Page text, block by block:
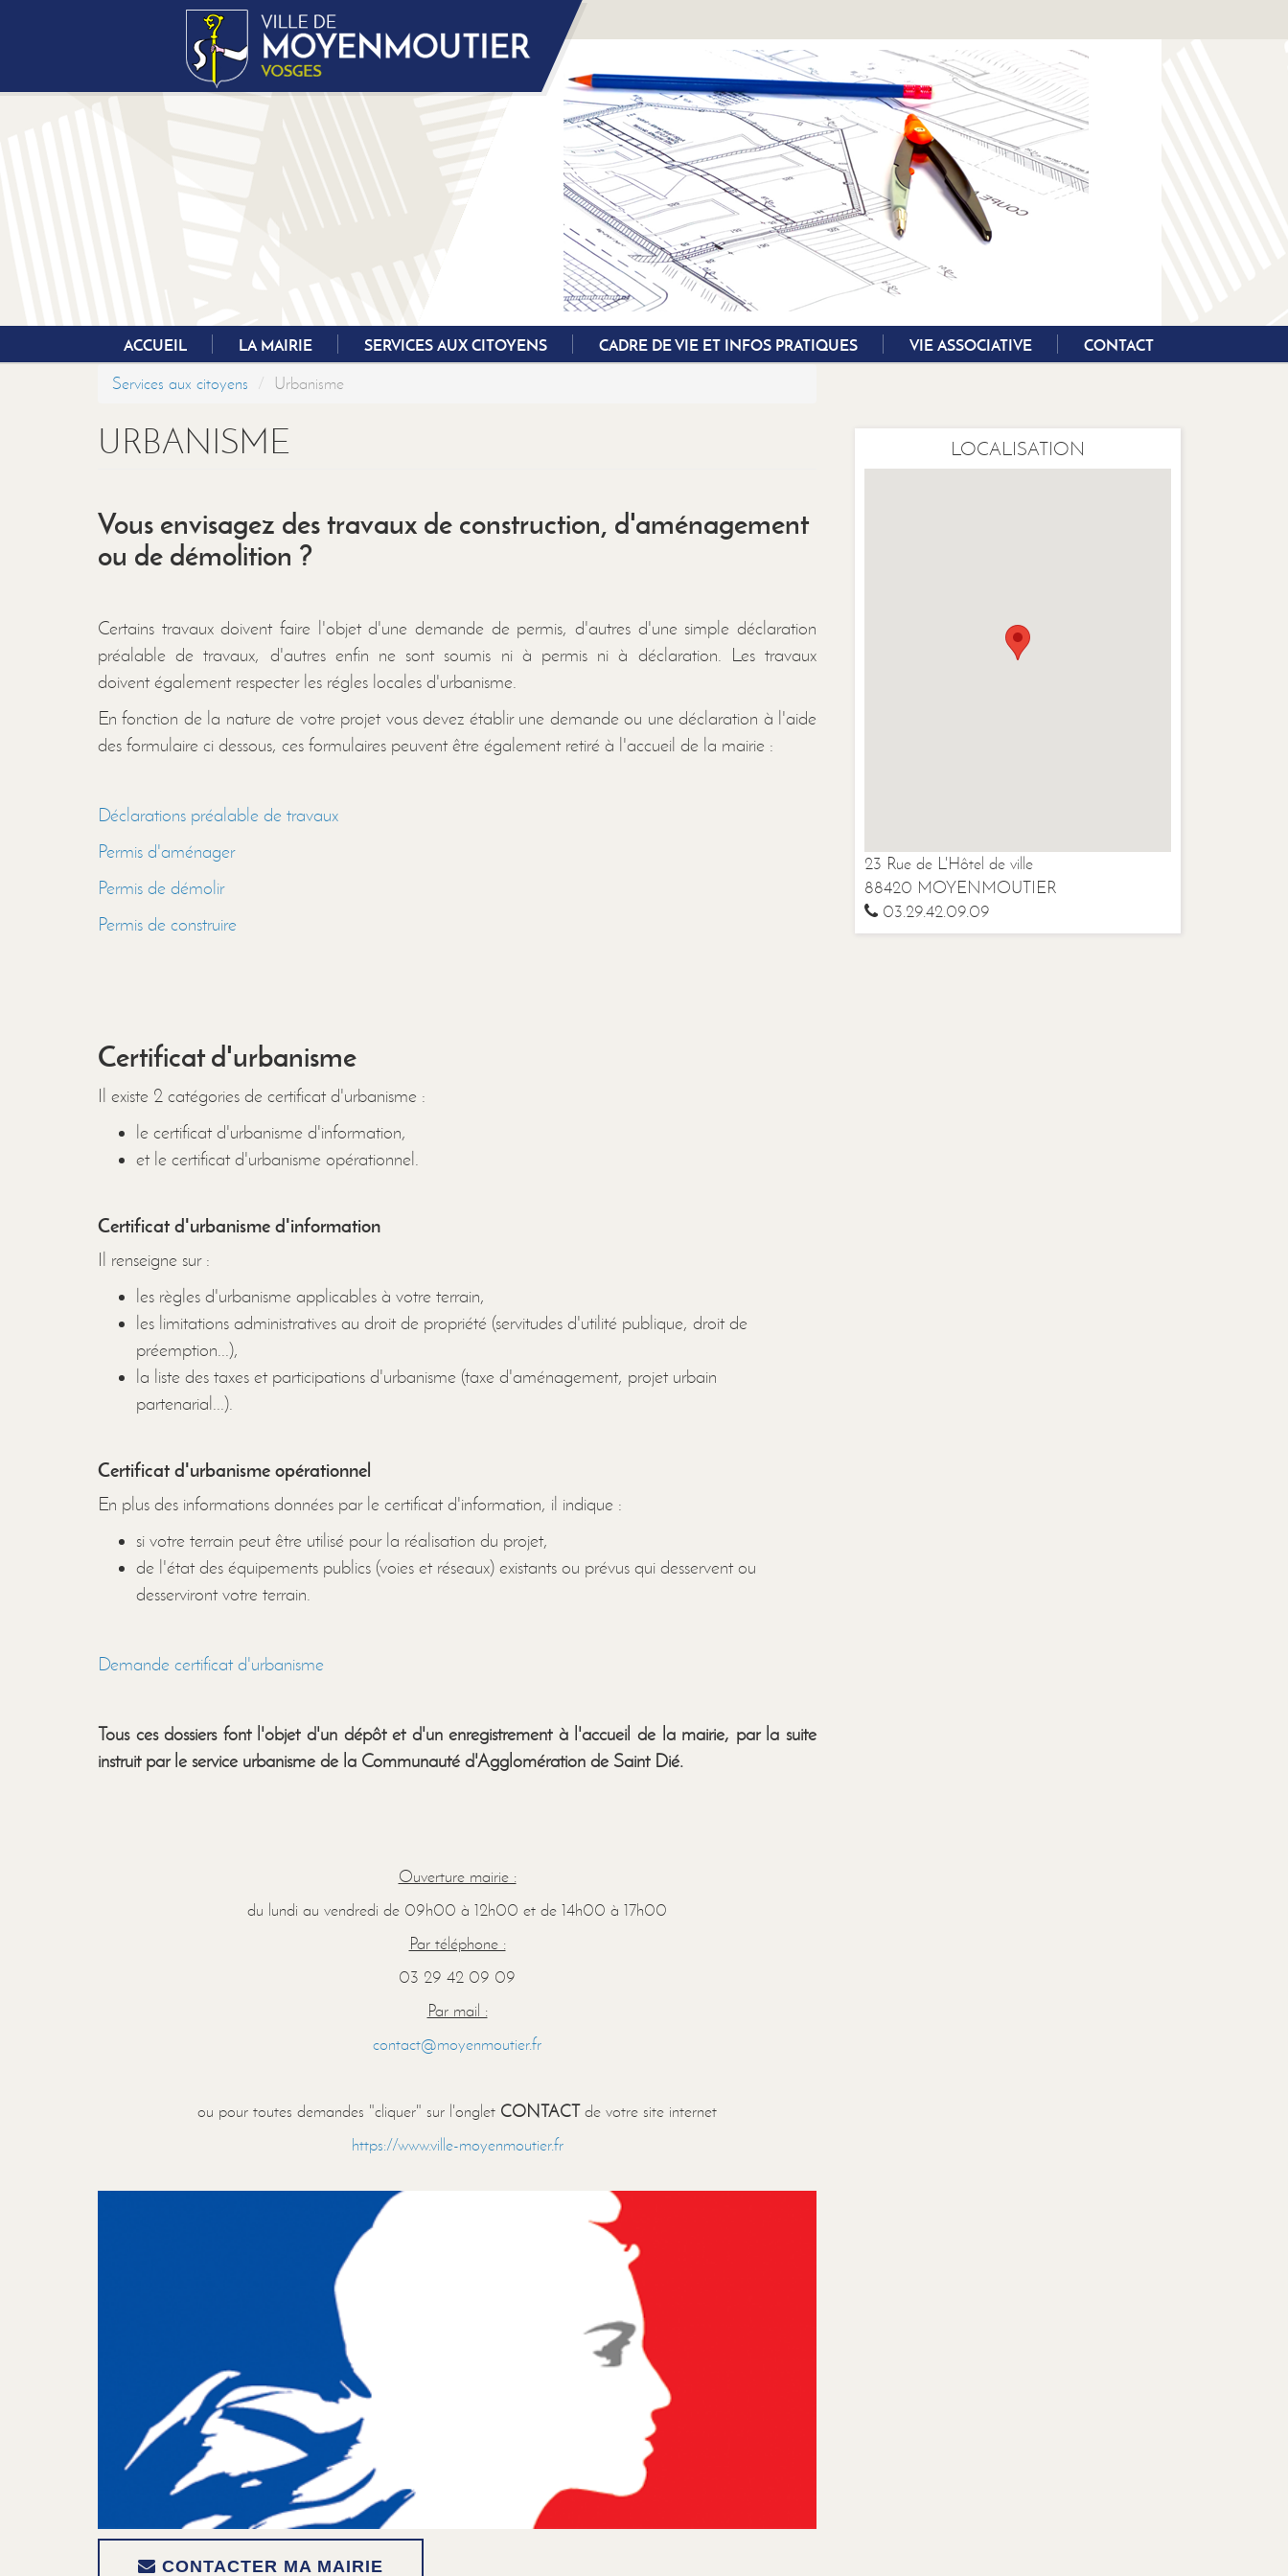
ACCUEIL LA MAIRIE SERVICES AUX CITOYENS CADRE DE VIE ET INFOS PRATIQUES VIE ASSOCIATIVE CONTACT
Services aux citoyens Urbanisme
URBANISME
Vous envisagez des travaux de construction, d'aménagement
ou de démolition ?
Certains travaux doivent faire l'objet d'une demande de permis, d'autres d'une simple déclaration
préalable de travaux, d'autres enfin ne sont soumis ni à permis ni à déclaration. Les travaux
doivent également respecter les régles locales d'urbanisme.
En fonction de la nature de votre projet vous devez établir une demande ou une déclaration à l'aide
des formulaire ci dessous, ces formulaires peuvent être également retiré à l'accueil de la mairie :
Déclarations préalable de travaux
Permis d'aménager
Permis de démolir
Permis de construire
Certificat d'urbanisme
Il existe 2 catégories de certificat d'urbanisme :
le certificat d'urbanisme d'information,
et le certificat d'urbanisme opérationnel.
Certificat d'urbanisme d'information
Il renseigne sur :
les règles d'urbanisme applicables à votre terrain,
les limitations administratives au droit de propriété (servitudes d'utilité publique, droit de
préemption...),
la liste des taxes et participations d'urbanisme (taxe d'aménagement, projet urbain
partenarial...).
Certificat d'urbanisme opérationnel
En plus des informations données par le certificat d'information, il indique :
si votre terrain peut être utilisé pour la réalisation du projet,
de l'état des équipements publics (voies et réseaux) existants ou prévus qui desservent ou
desserviront votre terrain.
Demande certificat d'urbanisme
Tous ces dossiers font l'objet d'un dépôt et d'un enregistrement à l'accueil de la mairie, par la suite
instruit par le service urbanisme de la Communauté d'Agglomération de Saint Dié.
Ouverture mairie :
du lundi au vendredi de 09h00 à 12h00 et de 14h00 à 17h00
Par téléphone :
03 29 42 09 09
Par mail :
contact@moyenmoutier.fr
ou pour toutes demandes "cliquer" sur l'onglet CONTACTde votre site internet
https://www.ville-moyenmoutier.fr
CONTACTER MA MAIRIE
LOCALISATION
23 Rue de L'Hôtel de ville
88420 MOYENMOUTIER
03.29.42.09.09